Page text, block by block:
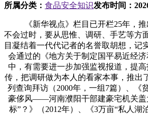
所属分类： 食品安全知识发布时间：
《新华视点》栏目已开栏25年，推
不会过时，要从思惟、调研、手艺等方
目凝结着一代代记者的名誉取胡想，记
会通过的《地方关于制定国平易近经
中，有需要进一步加强监视报道，提
传，把调研做为本人的看家本事，推
列查询拜访（2000年，一组7篇）、《
豪侈风——河南濮阳干部建豪宅机关盖
标”？》（2012年）、《3万亩“私人